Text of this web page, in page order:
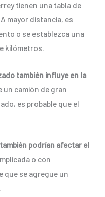
tienen una tabla de
mayor distancia, es
o se establezca una
kilómetros.
también influye en la
un camión de gran
es probable que el
podrían afectar el
o con
que se agregue un